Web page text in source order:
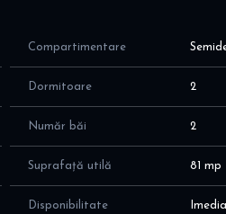
dupa cum urmeaza:
de dining
plus baie de 4mp; pat king size
Compartimentare
Dormitoare 2
Număr băi 2
Suprafață utilă 81 mp
Disponibilitate